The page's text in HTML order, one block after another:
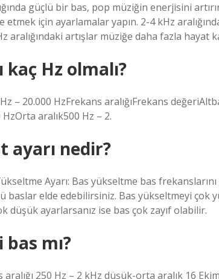
güçlü bir bas, pop müziğin enerjisini
için ayarlamalar yapın. 2-4 kHz
aralığındaki artışlar müziğe daha fazla hayat
kaç Hz olmalı?
– 20.000 HzFrekans aralığıFrekans
aralık500 Hz – 2.
ayarı nedir?
Ayarı: Bas yükseltme bas
baslar elde edebilirsiniz. Bas yükseltmeyi çok
düşük ayarlarsanız ise bas çok zayıf olabilir.
mı?
aralığı 250 Hz – 2 kHz düşük-orta aralık 16